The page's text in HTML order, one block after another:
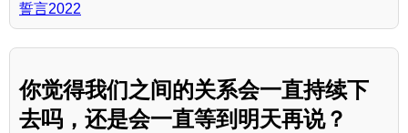
誓言2022
你觉得我们之间的关系会一直持续下
去吗，还是会一直等到明天再说？